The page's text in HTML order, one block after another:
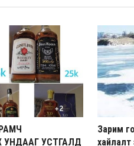
УНДААГ УСТГАЛД
Зарим